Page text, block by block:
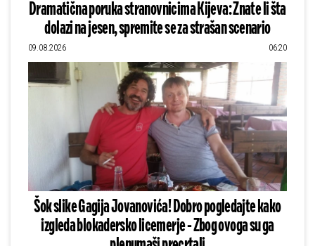
Dramatična poruka stranovnicima Kijeva: Znate li šta
dolazi na jesen, spremite se za strašan scenario
09.08.2026 06:20
Šok slike Gagija Jovanovića! Dobro pogledajte kako
izgleda blokadersko licemerje - Zbog ovoga su ga